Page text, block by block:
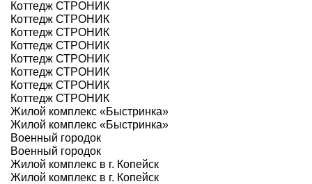
Коттедж СТРОНИК
Коттедж СТРОНИК
Коттедж СТРОНИК
Коттедж СТРОНИК
Коттедж СТРОНИК
Коттедж СТРОНИК
Коттедж СТРОНИК
Коттедж СТРОНИК
Жилой комплекс «Быстринка»
Жилой комплекс «Быстринка»
Военный городок
Военный городок
Жилой комплекс в г. Копейск
Жилой комплекс в г. Копейск